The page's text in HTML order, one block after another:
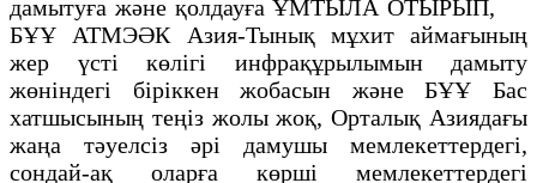
дамытуға және қолдауға ҰМТЫЛА ОТЫРЫП,
БҰҰ АТМЭӘК Азия-Тынық мұхит аймағының
жер үстi көлiгi инфрақұрылымын дамыту
жөнiндегi бiріккен жобасын және БҰҰ Бас
хатшысының теңiз жолы жоқ, Орталық Азиядағы
жаңа тәуелсiз әрi дамушы мемлекеттердегi,
сондай-ақ оларға көршi мемлекеттердегi